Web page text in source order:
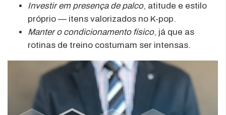
Investir em presença de palco, atitude e estilo
próprio — itens valorizados no K-pop.
Manter o condicionamento físico, já que as
rotinas de treino costumam ser intensas.